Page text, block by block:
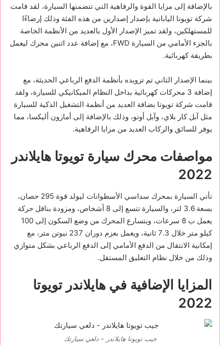
بالإضافة إلى مزايا القوة والرفاهية التي تتضمنها السيارة، لقد قامت
شركة تويوتا اليابانية بإصدار إصدارين من هذه الفئة وذلك إرضاءًا
للمستهلكين، ولقد تميز الإصدار الأول بالعديد من الأنظمة الخاصة
بالجزء الأمامي من السيارة FWD، مع إضافة عدد اثنين محرك ليعمل
بطريقة كهربائية.
بينما الإصدار الثاني تم تزويده بأنظمة الدفع الرباعي الحديثة، مع
إضافة 3 محركات كهربائية بداخل النظام الميكانيكي للسيارة، ولقد
قامت شركة تويوتا بضافة العديد من أنظمة التشغيل الذكية للسيارة
مثل آبل كار بلاي، وآبل أوتو، وذلك بالإضافة إلى أمازون أليكسا، مما
يوفر للسائق والركاب العديد من مزايا الرفاهية.
مواصفات محرك سيارة تويوتا هايلاندر
2022
تأتي السيارة بمحرك سداسي الأسطوانات ليولد قوة 295 حصان،
بسعة 3.6 لتر، والسيارة تتسع إلى 8 أشخاص، ومزودة بناقل حركة
يعمل ب 8 سرعات، ويتسارع المحرك من وضع السكون إلى 100
كيلو متر خلال 7.3 ثانية، ويعمل بعزم دوران 237 نيوتن متر، مع
إمكانية الانتقال من الدفع الأمامي إلى الدفع الرباعي بشكل متوازي
وذلك من خلال نظام التعليق المستقل.
المزايا الإضافية في هايلاندر تويوتا
2022
جيب تويوتا هايلاندر – دلعي سيارتك